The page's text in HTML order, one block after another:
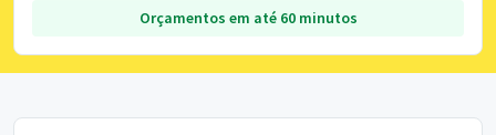
Orçamentos em até 60 minutos